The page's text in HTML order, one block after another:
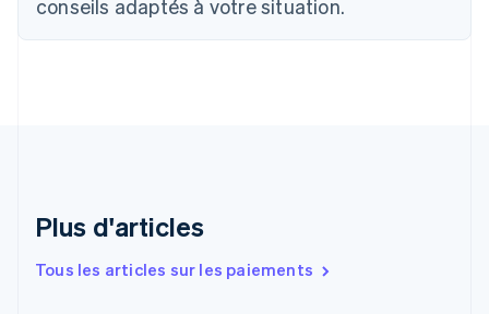
conseils adaptés à votre situation.
Plus d'articles
Tous les articles sur les paiements
Chine continentale
Espagne
Estonie